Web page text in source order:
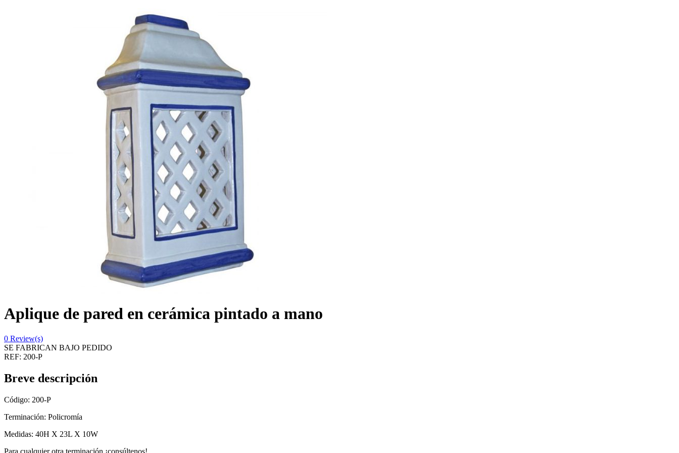
Aplique de pared en cerámica pintado a mano
0 Review(s)
SE FABRICAN BAJO PEDIDO
REF: 200-P
Breve descripción
Código: 200-P
Terminación: Policromía
Medidas: 40H X 23L X 10W
Para cualquier otra terminación ¡consúltenos!